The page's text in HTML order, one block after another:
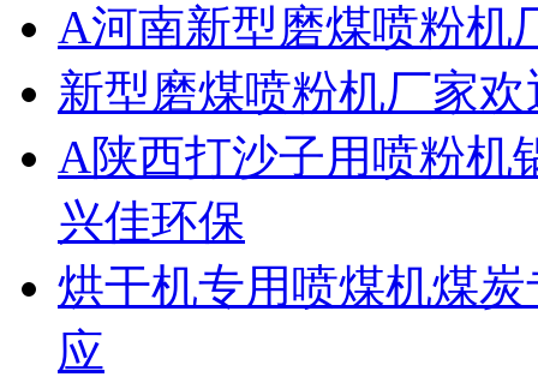
A河南新型磨煤喷粉机
新型磨煤喷粉机厂家
A陕西打沙子用喷粉机
兴佳环保
烘干机专用喷煤机煤
应